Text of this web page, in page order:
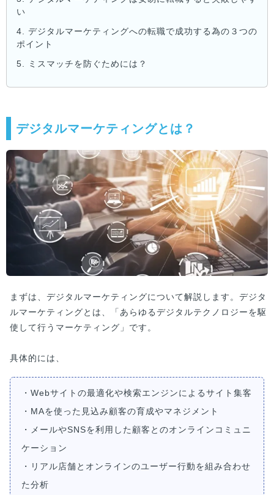
い
4.
デジタルマーケティングへの転職で成功する為の３つの
ポイント
5. ミスマッチを防ぐためには？
デジタルマーケティングとは？
まずは、デジタルマーケティングについて解説します。デジタ
ルマーケティングとは、「あらゆるデジタルテクノロジーを駆
使して行うマーケティング」です。
具体的には、
・Webサイトの最適化や検索エンジンによるサイト集客
・MAを使った見込み顧客の育成やマネジメント
・メールやSNSを利用した顧客とのオンラインコミュニ
ケーション
・リアル店舗とオンラインのユーザー行動を組み合わせ
た分析